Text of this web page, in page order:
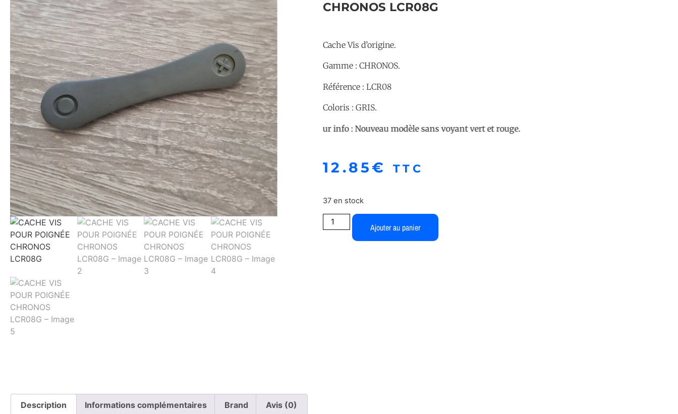
CHRONOS LCR08G
Cache Vis d’origine.
Gamme : CHRONOS.
Référence : LCR08
Coloris : GRIS.
Pour info : Nouveau modèle sans voyant vert et rouge.
12.85€ TTC
37 en stock
Ajouter au panier
Description Informations complémentaires Brand Avis (0)